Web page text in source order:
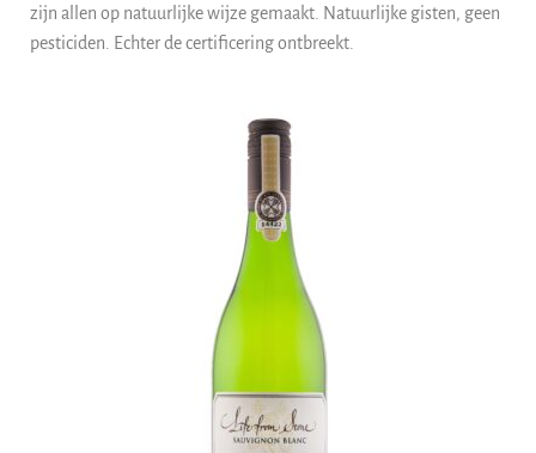
zijn allen op natuurlijke wijze gemaakt. Natuurlijke gisten, geen
pesticiden. Echter de certificering ontbreekt.